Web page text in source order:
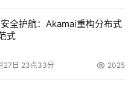
全护航：Akamai重构分布式
式
27日 23点33分 2025